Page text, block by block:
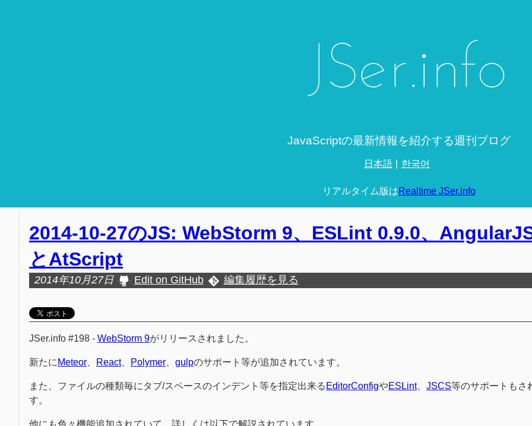
JavaScriptの最新情報を紹介する週刊ブログ
日本語 한국어
リアルタイム版はRealtime JSer.info
2014-10-27のJS: WebStorm 9、ESLint 0.9.0、
とAtScript
2014年10月27日 Edit on GitHub 編集履歴を見る
JSer.info #198 - WebStorm 9がリリースされました。
新たに Meteor React、 Polymer gulpのサポート等が追加されています。
また、ファイルの種類毎にタブ/スペースのインデント等を指定出来る EditorConfigやESLint、 JSCS等のサポートもさ
す。
他にも色々機能追加されていて、詳しくは以下で解説されています。